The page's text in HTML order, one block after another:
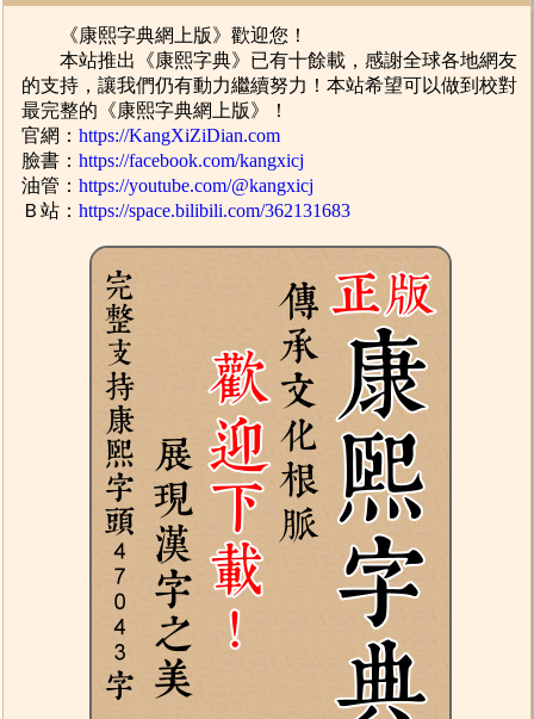
《康熙字典網上版》歡迎您！
本站推出《康熙字典》已有十餘載，感謝全球各地網友
的支持，讓我們仍有動力繼續努力！本站希望可以做到校對
最完整的《康熙字典網上版》！
官網：https://KangXiZiDian.com
臉書：https://facebook.com/kangxicj
油管：https://youtube.com/@kangxicj
Ｂ站：https://space.bilibili.com/362131683